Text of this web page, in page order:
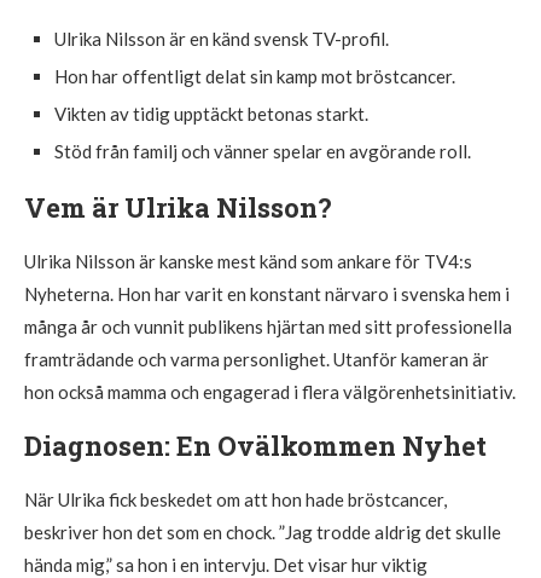
Ulrika Nilsson är en känd svensk TV-profil.
Hon har offentligt delat sin kamp mot bröstcancer.
Vikten av tidig upptäckt betonas starkt.
Stöd från familj och vänner spelar en avgörande roll.
Vem är Ulrika Nilsson?
Ulrika Nilsson är kanske mest känd som ankare för TV4:s
Nyheterna. Hon har varit en konstant närvaro i svenska hem i
många år och vunnit publikens hjärtan med sitt professionella
framträdande och varma personlighet. Utanför kameran är
hon också mamma och engagerad i flera välgörenhetsinitiativ.
Diagnosen: En Ovälkommen Nyhet
När Ulrika fick beskedet om att hon hade bröstcancer,
beskriver hon det som en chock. ”Jag trodde aldrig det skulle
hända mig,” sa hon i en intervju. Det visar hur viktig